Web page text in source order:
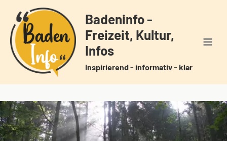
Inhalt
springen
Badeninfo -
Freizeit, Kultur,
Infos
Inspirierend - informativ - klar